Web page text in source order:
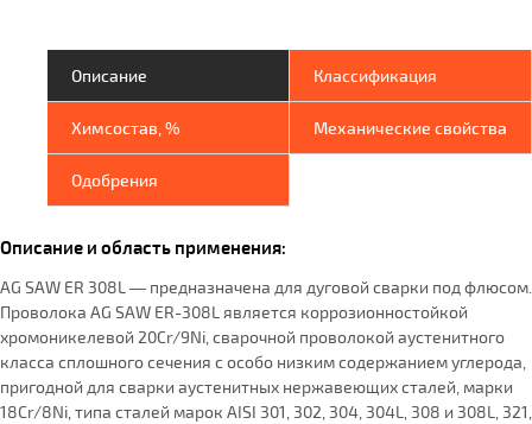
Описание Классификация
Химсостав, % Механические свойства
Одобрения
Описание и область применения:
AG SAW ER 308L — предназначена для дуговой сварки под флюсом.
Проволока AG SAW ER-308L является коррозионностойкой
хромоникелевой 20Cr/9Ni, сварочной проволокой аустенитного
класса сплошного сечения с особо низким содержанием углерода,
пригодной для сварки аустенитных нержавеющих сталей, марки
18Cr/8Ni, типа сталей марок AISI 301, 302, 304, 304L, 308 и 308L, 321,